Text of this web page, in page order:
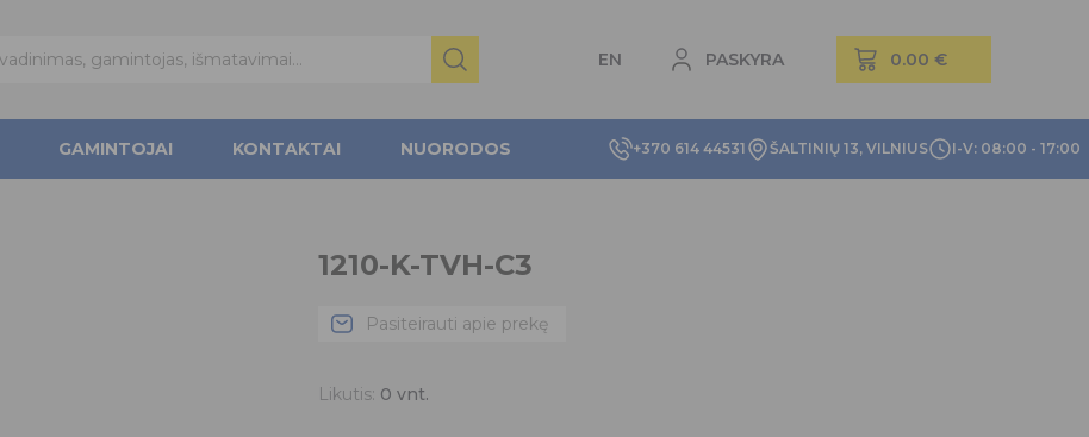
EN PASKYRA
+370 614 44531 ŠALTINIŲ 13, VILNIUS I-V: 08:00 - 17:00
GAMINTOJAI KONTAKTAI NUORODOS
1210-K-TVH-C3
Pasiteirauti apie prekę
Likutis: 0 vnt.